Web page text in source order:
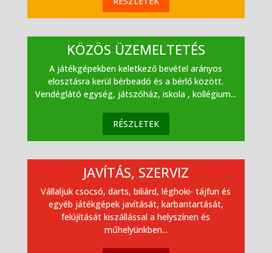
KÖZÖS ÜZEMELTETÉS
A játékgépekben keletkező bevétel arányos
elosztásra kerül bérbeadó és a bérlő között.
Vendéglátó egység, játszóház, iskola , kollégium...
RÉSZLETEK
JAVÍTÁS, SZERVIZ
Vállaljuk csocsó, darts, biliárd, léghoki- tájfun és
egyéb játékgépek javítását, karbantartását,
felújítását kiszállással a helyszínen és
műhelyünkben...